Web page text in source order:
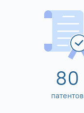
80
патентов